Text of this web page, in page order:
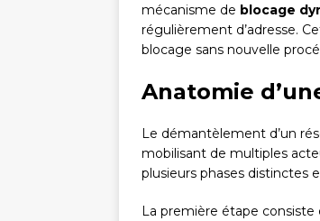
mécanisme de blocage
régulièrement d’adresse.
blocage sans nouvelle
Anatomie
Le démantèlement d’un
mobilisant de multiples
plusieurs phases distinctes
La première étape consiste